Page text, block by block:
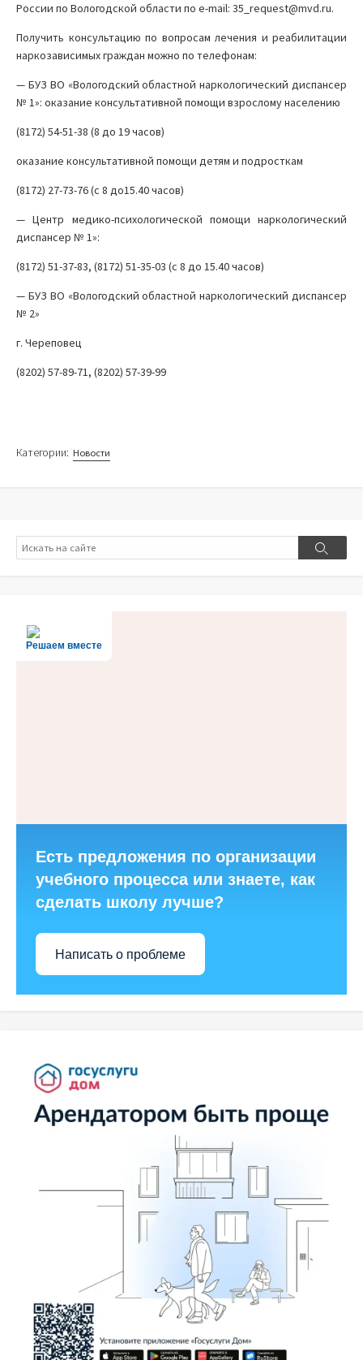
России по Вологодской области по e-mail: 35_request@mvd.ru.
Получить консультацию по вопросам лечения и реабилитации
наркозависимых граждан можно по телефонам:
— БУЗ ВО «Вологодский областной наркологический диспансер
№ 1»: оказание консультативной помощи взрослому населению
(8172) 54-51-38 (8 до 19 часов)
оказание консультативной помощи детям и подросткам
(8172) 27-73-76 (с 8 до15.40 часов)
— Центр медико-психологической помощи наркологический
диспансер № 1»:
(8172) 51-37-83, (8172) 51-35-03 (с 8 до 15.40 часов)
— БУЗ ВО «Вологодский областной наркологический диспансер
№ 2»
г. Череповец
(8202) 57-89-71, (8202) 57-39-99
Категории: Новости
Поиск
Поиск
Решаем вместе
Есть предложения по организации
учебного процесса или знаете, как
сделать школу лучше?
Написать о проблеме